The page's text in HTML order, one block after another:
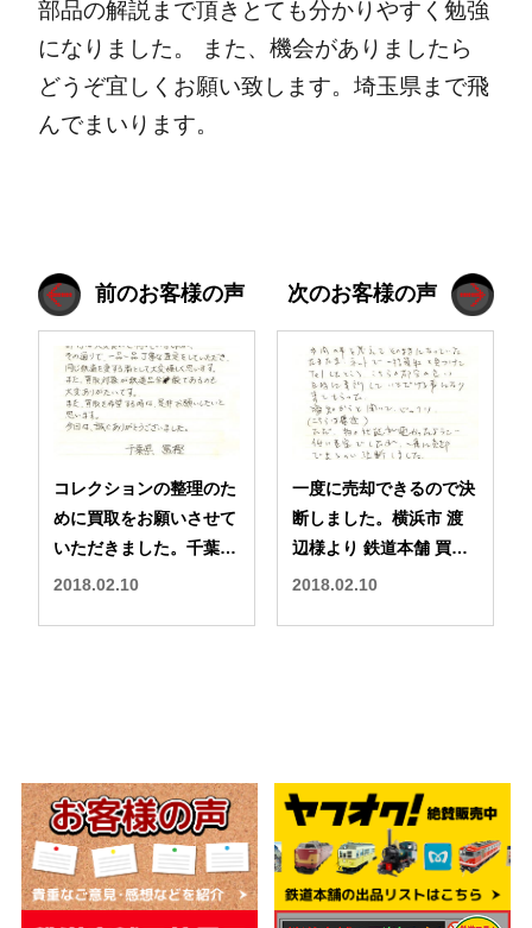
部品の解説まで頂きとても分かりやすく勉強
になりました。 また、機会がありましたら
どうぞ宜しくお願い致します。埼玉県まで飛
んでまいります。
前のお客様の声
コレクションの整理のた
めに買取をお願いさせて
いただきました。千葉県
富樫様より 鉄道本舗 買
2018.02.10
次のお客様の声
一度に売却できるので決
断しました。横浜市 渡
辺様より 鉄道本舗 買取
口コミ
2018.02.10